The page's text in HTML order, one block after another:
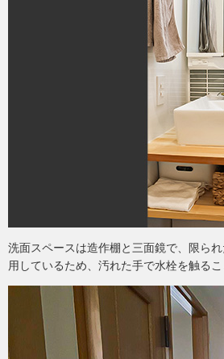
洗面スペースは造作棚と三面鏡で、限ら
用しているため、汚れた手で水栓を触る